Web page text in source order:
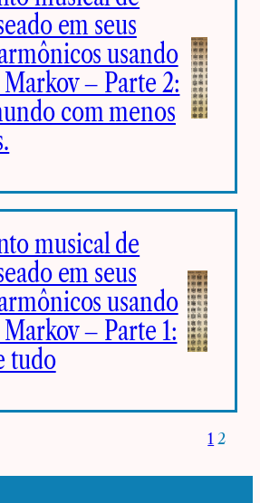
em seus
usando
Markov – Parte 2:
com menos
musical de
em seus
usando
– Parte 1:
tudo
1 2